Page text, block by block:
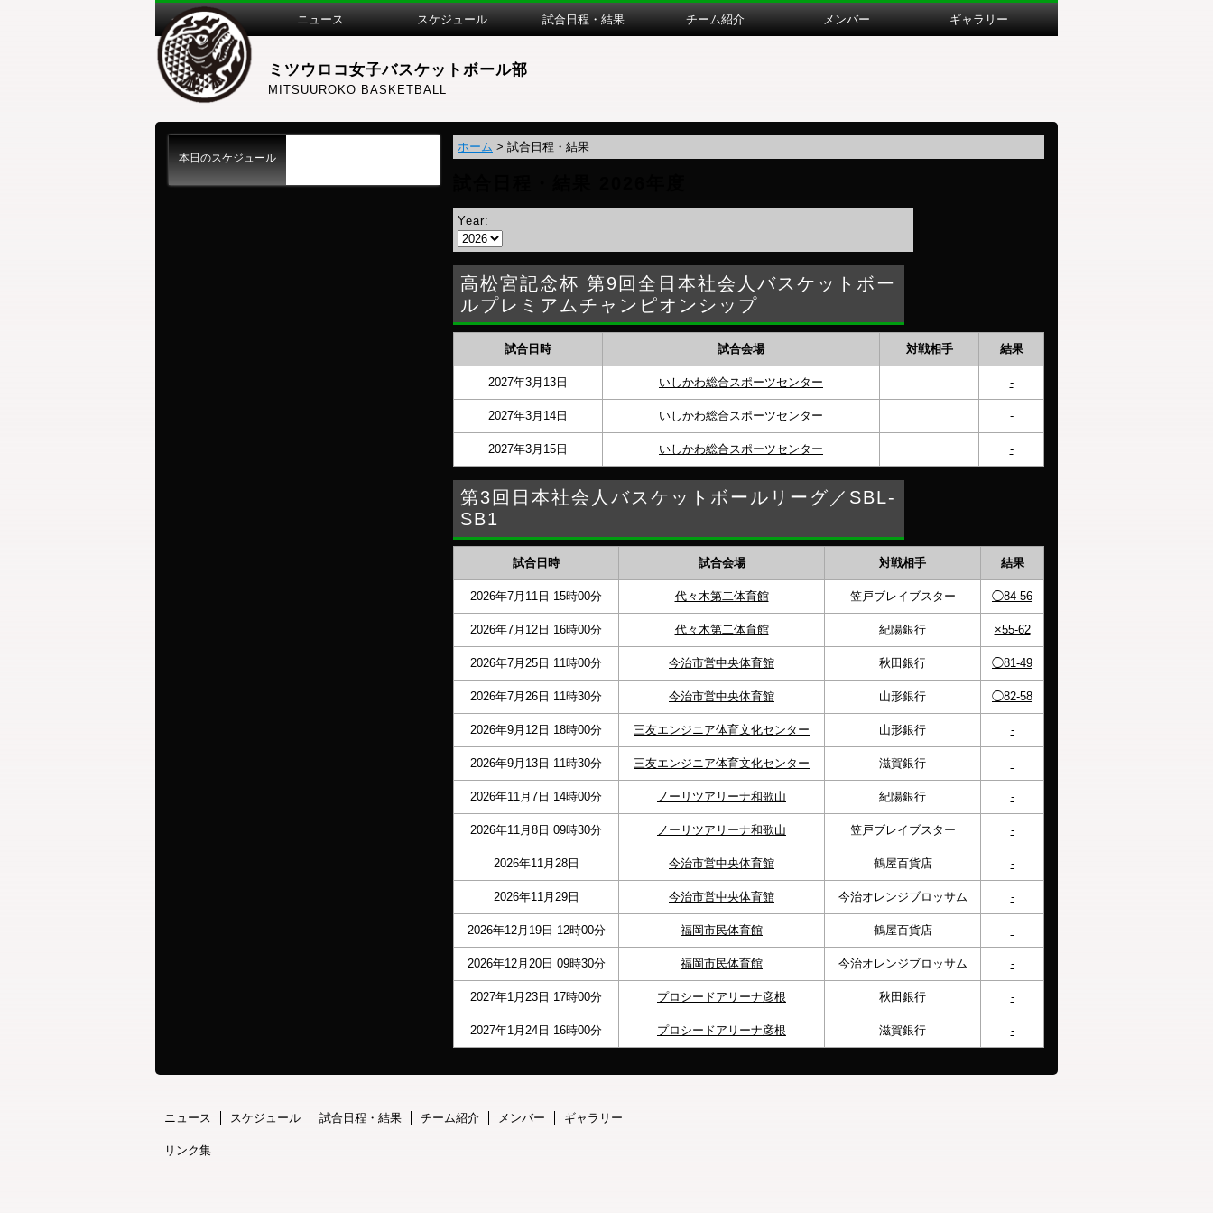
ニュース スケジュール 試合日程・結果 チーム紹介 メンバー ギャラリー
ミツウロコ女子バスケットボール部
MITSUUROKO BASKETBALL
本日のスケジュール
ホーム > 試合日程・結果
Year:
高松宮記念杯 第9回全日本社会人バスケットボー
ルプレミアムチャンピオンシップ
試合日時 試合会場 対戦相手 結果
2027年3月13日 いしかわ総合スポーツセンター -
2027年3月14日 いしかわ総合スポーツセンター -
2027年3月15日 いしかわ総合スポーツセンター -
第3回日本社会人バスケットボールリーグ／SBL-
SB1
試合日時 試合会場 対戦相手 結果
2026年7月11日 15時00分 代々木第二体育館 笠戸ブレイブスター ◯84-56
2026年7月12日 16時00分 代々木第二体育館 紀陽銀行 ×55-62
2026年7月25日 11時00分 今治市営中央体育館 秋田銀行 ◯81-49
2026年7月26日 11時30分 今治市営中央体育館 山形銀行 ◯82-58
2026年9月12日 18時00分 三友エンジニア体育文化センター 山形銀行 -
2026年9月13日 11時30分 三友エンジニア体育文化センター 滋賀銀行 -
2026年11月7日 14時00分 ノーリツアリーナ和歌山 紀陽銀行 -
2026年11月8日 09時30分 ノーリツアリーナ和歌山 笠戸ブレイブスター -
2026年11月28日 今治市営中央体育館 鶴屋百貨店 -
2026年11月29日 今治市営中央体育館 今治オレンジブロッサム -
2026年12月19日 12時00分 福岡市民体育館 鶴屋百貨店 -
2026年12月20日 09時30分 福岡市民体育館 今治オレンジブロッサム -
2027年1月23日 17時00分 プロシードアリーナ彦根 秋田銀行 -
2027年1月24日 16時00分 プロシードアリーナ彦根 滋賀銀行 -
ニュース スケジュール 試合日程・結果 チーム紹介 メンバー ギャラリー
リンク集